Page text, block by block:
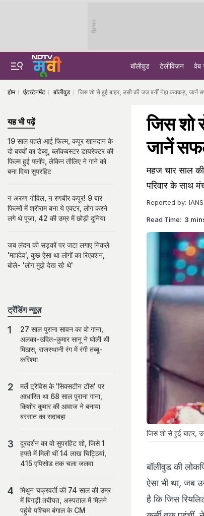
विज्ञापन
बॉलीवुड टेलीविज़न वेब
होम एंटरटेनमेंट बॉलीवुड जिस शो से हुई बाहर, उसी की जज बनीं नेहा कक्कड़, जानें
जिस शो
जानें
महज चार साल
परिवार के साथ
Reported by: IANS
Read Time: 3
जिस शो से हुई बाहर,
बॉलीवुड की
ऐसा भी था, जब
है कि जिस
यह भी पढ़ें
19 साल पहले आई फिल्म, कपूर खानदान के
दो बच्चों का डेब्यू, ब्लॉकबस्टर डायरेक्टर की
फिल्म हुई फ्लॉप, लेकिन तौलिए ने गाने को
बना दिया सुपरहिट
न अरुण गोविल, न रणबीर कपूर! 9 बार
फिल्मों में श्रीराम बना ये एक्टर, लोग करने
लगे थे पूजा, 42 की उम्र में छोड़ी दुनिया
जब लंदन की सड़कों पर जटा लगाए निकले
'महादेव', कुछ ऐसा था लोगों का रिएक्शन,
बोले- 'लोग मुझे देख रहे थे'
ट्रेंडिंग न्यूज़
27 साल पुराना सावन का वो गाना,
अलका-उदित-कुमार सानू ने घोली थी
मिठास, राजस्थानी रंग में रंगी तब्बू-
करिश्मा
मर्ले ट्रैविस के 'सिक्सटीन टोंस' पर
आधारित था 68 साल पुराना गाना,
किशोर कुमार की आवाज ने बनाया
बरसात का सदाबहा
दूरदर्शन का वो सुपरहिट शो, जिसे 1
हफ्ते में मिली थीं 14 लाख चिट्ठियां,
415 एपिसोड तक चला जलवा
मिथुन चक्रवर्ती की 74 साल की उम्र
में बिगड़ी तबीयत, अस्पताल में मिलने
पहुंचे पश्चिम बंगाल के CM